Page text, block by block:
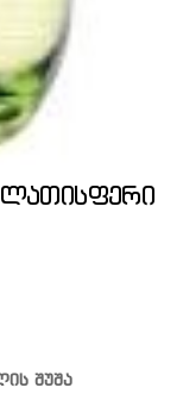
შუშა